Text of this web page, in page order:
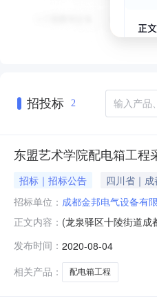
招投标 2
东盟艺术学院配电箱工程
招标｜招标公告
四川省｜
招标单位： 成都金邦电气设备有
正文内容： (龙泉驿区十陵街道
1400007203649.00
发布时间： 2020-08-04
相关产品：
配电箱工程